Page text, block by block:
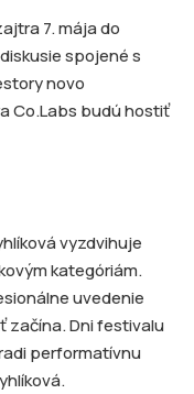
7. mája do
spojené s
novo
Co.Labs budú hostiť
vyzdvihuje
kategóriám.
uvedenie
začína. Dni festivalu
performatívnu